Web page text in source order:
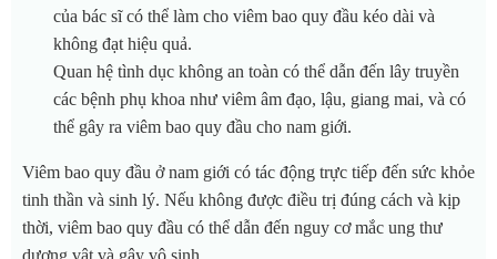
của bác sĩ có thể làm cho viêm bao quy đầu kéo dài và
không đạt hiệu quả.
Quan hệ tình dục không an toàn có thể dẫn đến lây truyền
các bệnh phụ khoa như viêm âm đạo, lậu, giang mai, và có
thể gây ra viêm bao quy đầu cho nam giới.
Viêm bao quy đầu ở nam giới có tác động trực tiếp đến sức khỏe
tinh thần và sinh lý. Nếu không được điều trị đúng cách và kịp
thời, viêm bao quy đầu có thể dẫn đến nguy cơ mắc ung thư
dương vật và gây vô sinh.